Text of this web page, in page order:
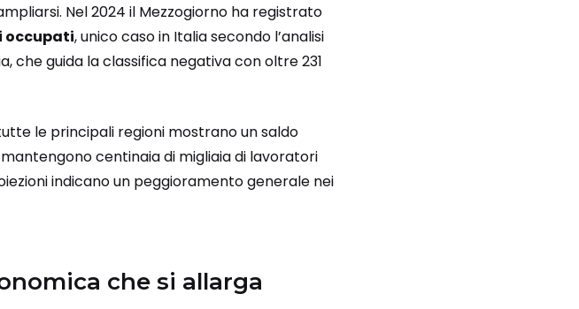
Nel 2024 il Mezzogiorno ha registrato
occupati, unico caso in Italia secondo l’analisi
che guida la classifica negativa con oltre 231
le principali regioni mostrano un saldo
centinaia di migliaia di lavoratori
indicano un peggioramento generale nei
che si allarga